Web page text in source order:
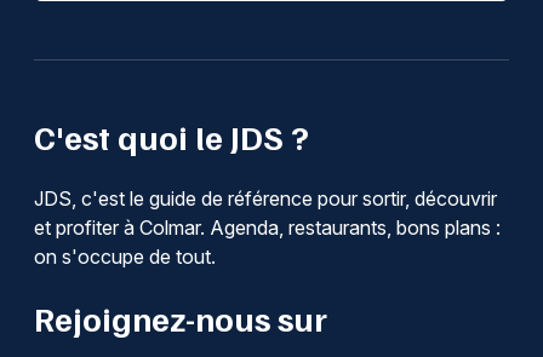
C'est quoi le JDS ?
JDS, c'est le guide de référence pour sortir, découvrir
et profiter à Colmar. Agenda, restaurants, bons plans :
on s'occupe de tout.
Rejoignez-nous sur